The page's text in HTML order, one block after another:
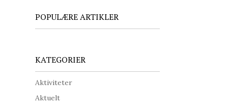
POPULÆRE ARTIKLER
KATEGORIER
Aktiviteter
Aktuelt